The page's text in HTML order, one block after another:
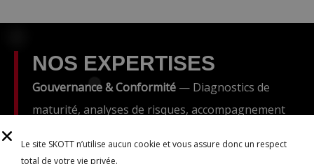
NOS EXPERTISES
Gouvernance & Conformité — Diagnostics de
maturité, analyses de risques, accompagnement
sectorielle
Le site SKOTT n’utilise aucun cookie et vous assure donc un respect
total de votre vie privée.